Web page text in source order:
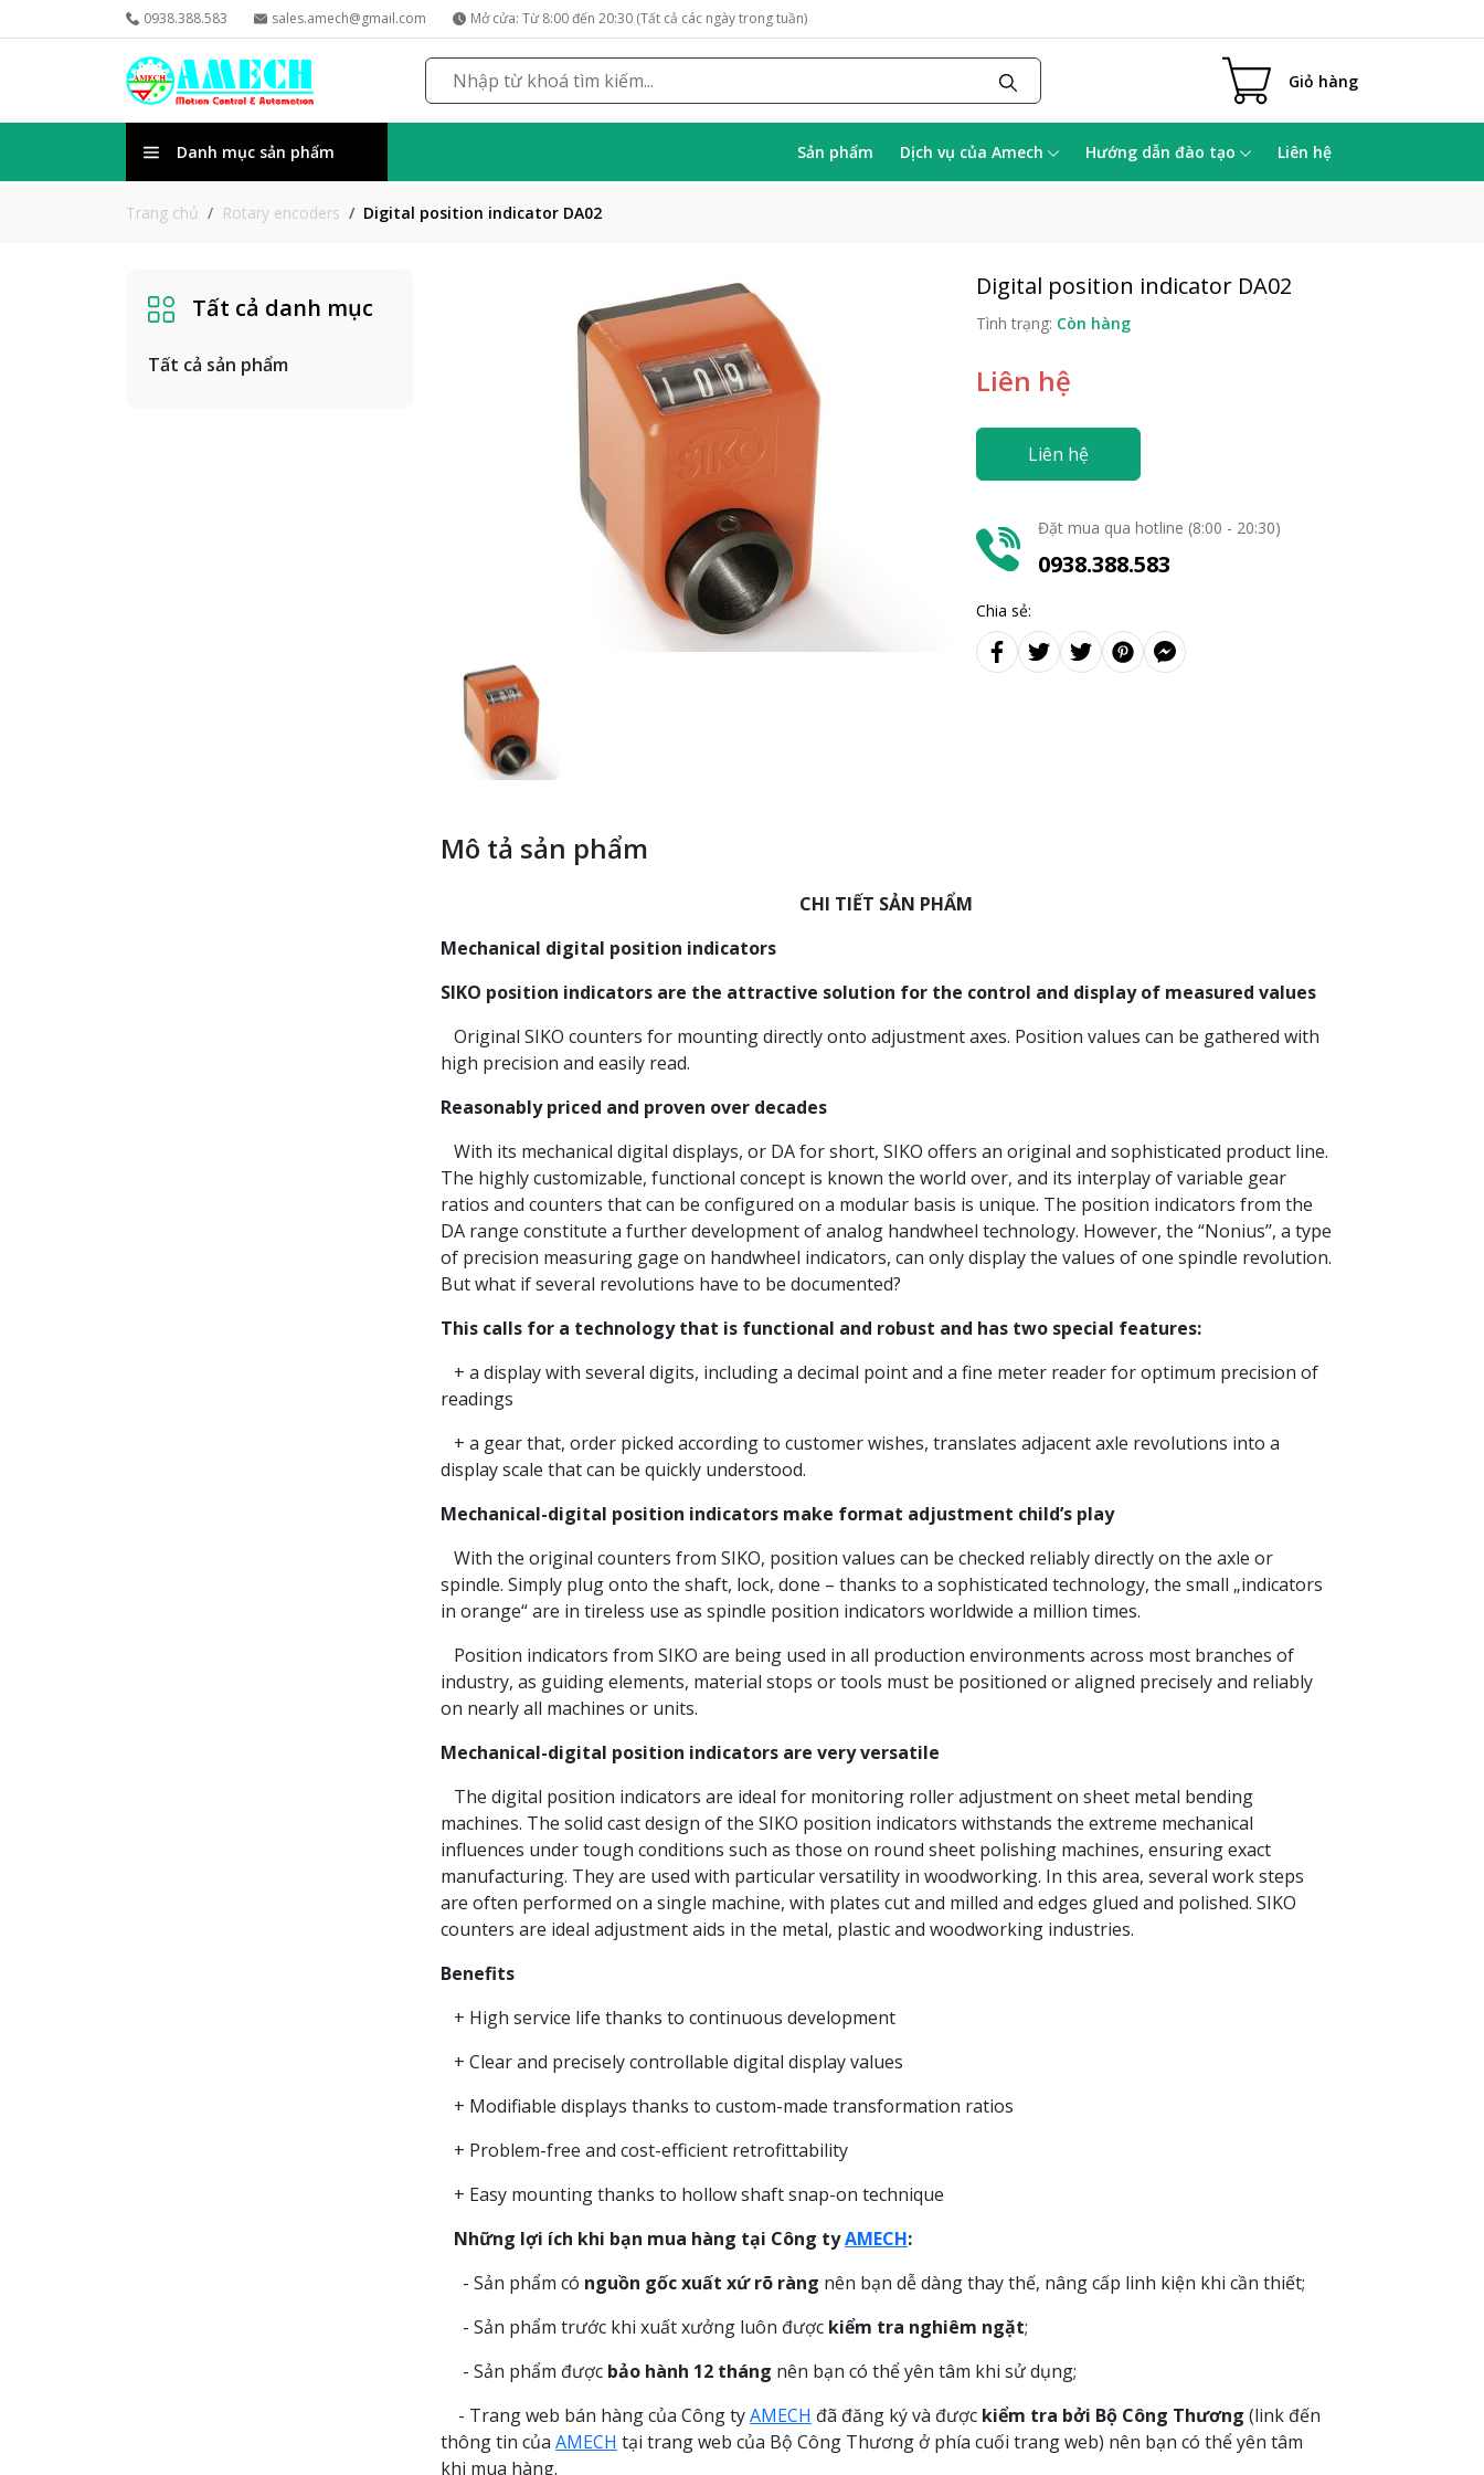
0938.388.583 sales.amech@gmail.com Mở cửa: Từ 8:00 đến 20:30 (Tất cả các ngày trong tuần)
Giỏ hàng
Danh mục sản phẩm Sản phẩm Dịch vụ của Amech Hướng dẫn đào tạo Liên hệ
Trang chủ Rotary encoders Digital position indicator DA02
Tất cả danh mục
Tất cả sản phẩm
Digital position indicator DA02
Tình trạng: Còn hàng
Liên hệ
Liên hệ
Đặt mua qua hotline (8:00 - 20:30)
0938.388.583
Chia sẻ:
Mô tả sản phẩm
CHI TIẾT SẢN PHẨM
Mechanical digital position indicators
SIKO position indicators are the attractive solution for the control and display of measured values
Original SIKO counters for mounting directly onto adjustment axes. Position values can be gathered with
high precision and easily read.
Reasonably priced and proven over decades
With its mechanical digital displays, or DA for short, SIKO offers an original and sophisticated product line.
The highly customizable, functional concept is known the world over, and its interplay of variable gear
ratios and counters that can be configured on a modular basis is unique. The position indicators from the
DA range constitute a further development of analog handwheel technology. However, the “Nonius’’, a type
of precision measuring gage on handwheel indicators, can only display the values of one spindle revolution.
But what if several revolutions have to be documented?
This calls for a technology that is functional and robust and has two special features:
+ a display with several digits, including a decimal point and a fine meter reader for optimum precision of
readings
+ a gear that, order picked according to customer wishes, translates adjacent axle revolutions into a
display scale that can be quickly understood.
Mechanical-digital position indicators make format adjustment child’s play
With the original counters from SIKO, position values can be checked reliably directly on the axle or
spindle. Simply plug onto the shaft, lock, done – thanks to a sophisticated technology, the small „indicators
in orange“ are in tireless use as spindle position indicators worldwide a million times.
Position indicators from SIKO are being used in all production environments across most branches of
industry, as guiding elements, material stops or tools must be positioned or aligned precisely and reliably
on nearly all machines or units.
Mechanical-digital position indicators are very versatile
The digital position indicators are ideal for monitoring roller adjustment on sheet metal bending
machines. The solid cast design of the SIKO position indicators withstands the extreme mechanical
influences under tough conditions such as those on round sheet polishing machines, ensuring exact
manufacturing. They are used with particular versatility in woodworking. In this area, several work steps
are often performed on a single machine, with plates cut and milled and edges glued and polished. SIKO
counters are ideal adjustment aids in the metal, plastic and woodworking industries.
Benefits
+ High service life thanks to continuous development
+ Clear and precisely controllable digital display values
+ Modifiable displays thanks to custom-made transformation ratios
+ Problem-free and cost-efficient retrofittability
+ Easy mounting thanks to hollow shaft snap-on technique
Những lợi ích khi bạn mua hàng tại Công tyAMECH:
- Sản phẩm có nguồn gốc xuất xứ rõ ràng nên bạn dễ dàng thay thế, nâng cấp linh kiện khi cần thiết;
- Sản phẩm trước khi xuất xưởng luôn được kiểm tra nghiêm ngặt;
- Sản phẩm được bảo hành 12 tháng nên bạn có thể yên tâm khi sử dụng;
- Trang web bán hàng của Công tyAMECH đã đăng ký và được kiểm tra bởi Bộ Công Thương (link đến
thông tin của AMECH tại trang web của Bộ Công Thương ở phía cuối trang web) nên bạn có thể yên tâm
khi mua hàng.